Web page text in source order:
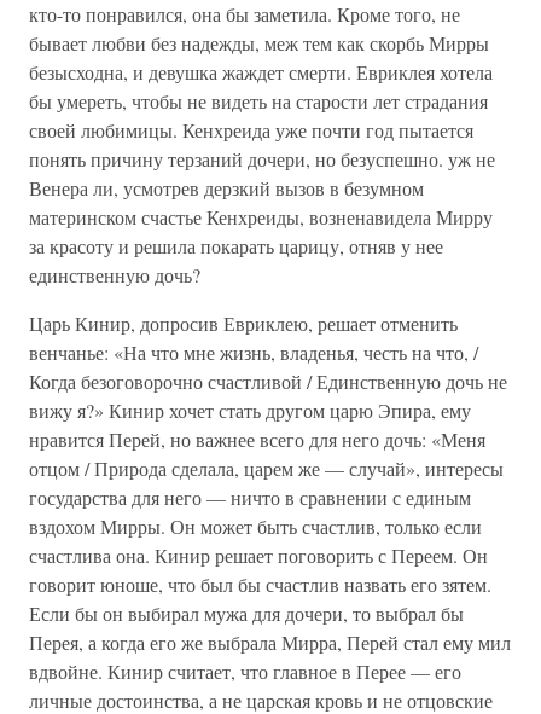
кто-то понравился, она бы заметила. Кроме того, не
бывает любви без надежды, меж тем как скорбь Мирры
безысходна, и девушка жаждет смерти. Евриклея хотела
бы умереть, чтобы не видеть на старости лет страдания
своей любимицы. Кенхреида уже почти год пытается
понять причину терзаний дочери, но безуспешно. уж не
Венера ли, усмотрев дерзкий вызов в безумном
материнском счастье Кенхреиды, возненавидела Мирру
за красоту и решила покарать царицу, отняв у нее
единственную дочь?
Царь Кинир, допросив Евриклею, решает отменить
венчанье: «На что мне жизнь, владенья, честь на что, /
Когда безоговорочно счастливой / Единственную дочь не
вижу я?» Кинир хочет стать другом царю Эпира, ему
нравится Перей, но важнее всего для него дочь: «Меня
отцом / Природа сделала, царем же — случай», интересы
государства для него — ничто в сравнении с единым
вздохом Мирры. Он может быть счастлив, только если
счастлива она. Кинир решает поговорить с Переем. Он
говорит юноше, что был бы счастлив назвать его зятем.
Если бы он выбирал мужа для дочери, то выбрал бы
Перея, а когда его же выбрала Мирра, Перей стал ему мил
вдвойне. Кинир считает, что главное в Перее — его
личные достоинства, а не царская кровь и не отцовские